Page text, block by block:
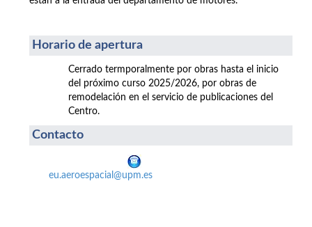
Horario de apertura
Cerrado termporalmente por obras hasta el inicio
del próximo curso 2025/2026, por obras de
remodelación en el servicio de publicaciones del
Centro.
Contacto
eu.aeroespacial@upm.es